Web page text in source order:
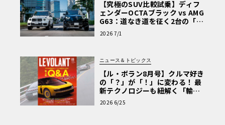
【究極のSUV比較試乗】ディフ
ェンダーOCTAブラック vs AMG
G63：道なき道を征く2台の「対
極的アプローチ」
2026 7/1
ニュース＆トピックス
【ル・ボラン8月号】クルマ好き
の「？」が「！」に変わる！ 最
新テクノロジーも紐解く「輸入
車Q&A」
2026 6/25